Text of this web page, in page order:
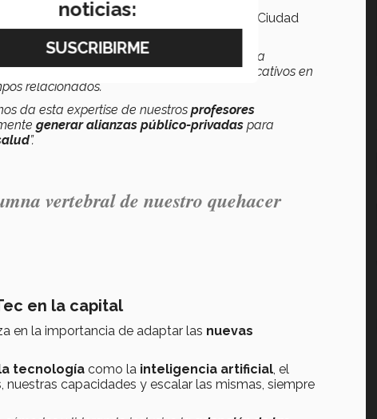
la
ubicación geográfica
del campus Ciudad
ecosistemas de investigación.
realizan investigación, y tenemos aquí nuestra
y Ciencias, que tienen avances muy significativos en
relacionados.
da esta expertise de nuestros profesores
generar alianzas público-privadas para
”.
vertebral de nuestro quehacer
en la capital
en la importancia de adaptar las nuevas
tecnología como la inteligencia artificial, el
capacidades y escalar las mismas, siempre
noticias: